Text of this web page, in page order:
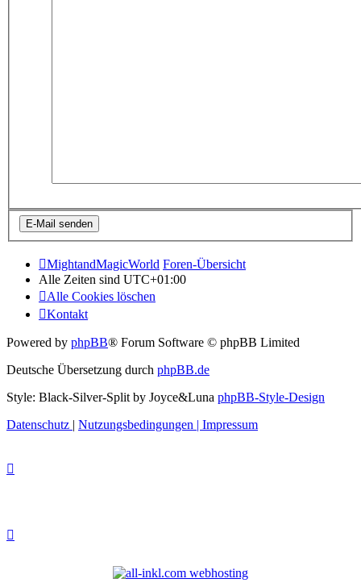
MightandMagicWorld Foren-Übersicht
Alle Zeiten sind UTC+01:00
Alle Cookies löschen
Kontakt
Powered by phpBB® Forum Software © phpBB Limited
Deutsche Übersetzung durch phpBB.de
Style: Black-Silver-Split by Joyce&Luna phpBB-Style-Design
Datenschutz
Nutzungsbedingungen Impressum